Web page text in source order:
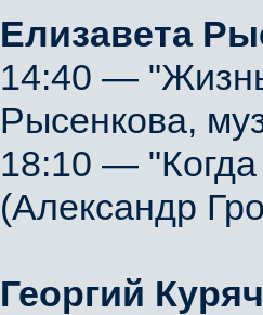
Елизавета
14:40 — "Жизнь
Рысенкова,
18:10 — "Когда
(Александр
Георгий